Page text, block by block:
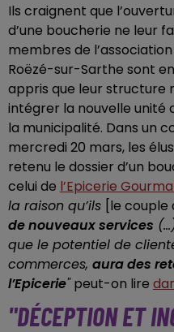
Ils craignent que
d’une boucherie ne leur
membres de
Roëzé-sur-Sarthe sont
appris que leur structure
intégrer la nouvelle
la municipalité. Dans un
mercredi 20 mars, les
retenu le dossier d’un
celui de l’Epicerie
la raison qu’ils [le couple
de nouveaux services
que le potentiel de
commerces, aura des
l’Epicerie"peut-on lire
"DÉCEPTION ET